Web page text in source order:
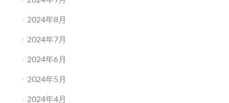
2024年8月
2024年7月
2024年6月
2024年5月
2024年4月